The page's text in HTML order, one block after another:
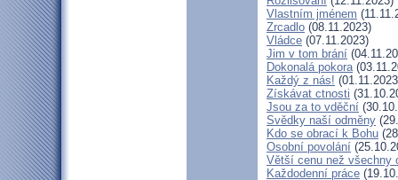
Vlastním jménem
Zrcadlo (08.11.2023)
Vládce (07.11.2023)
Jim v tom brání
Dokonalá pokora
Každý z nás!
Získávat ctnosti
Jsou za to vděční
Svědky naší odměny
Kdo se obrací k Bohu
Osobní povolání
Větší cenu než všechny
Každodenní práce